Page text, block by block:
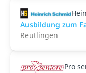
Ausbildung zum
Reutlingen
Pro